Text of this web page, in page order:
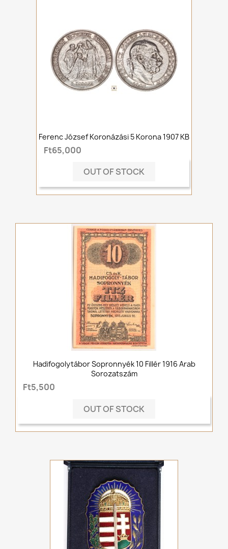
Ferenc József Koronázási 5 Korona 1907 KB
Ft65,000
OUT OF STOCK
Hadifogolytábor Sopronnyék 10 Fillér 1916 Arab
Sorozatszám
Ft5,500
OUT OF STOCK